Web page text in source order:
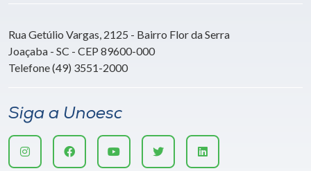
Rua Getúlio Vargas, 2125 - Bairro Flor da Serra
Joaçaba - SC - CEP 89600-000
Telefone (49) 3551-2000
Siga a Unoesc